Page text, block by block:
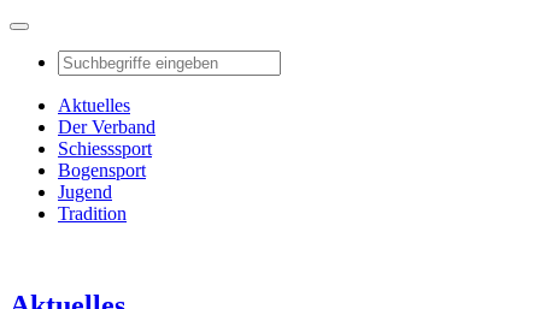
Aktuelles
Der Verband
Schiesssport
Bogensport
Jugend
Tradition